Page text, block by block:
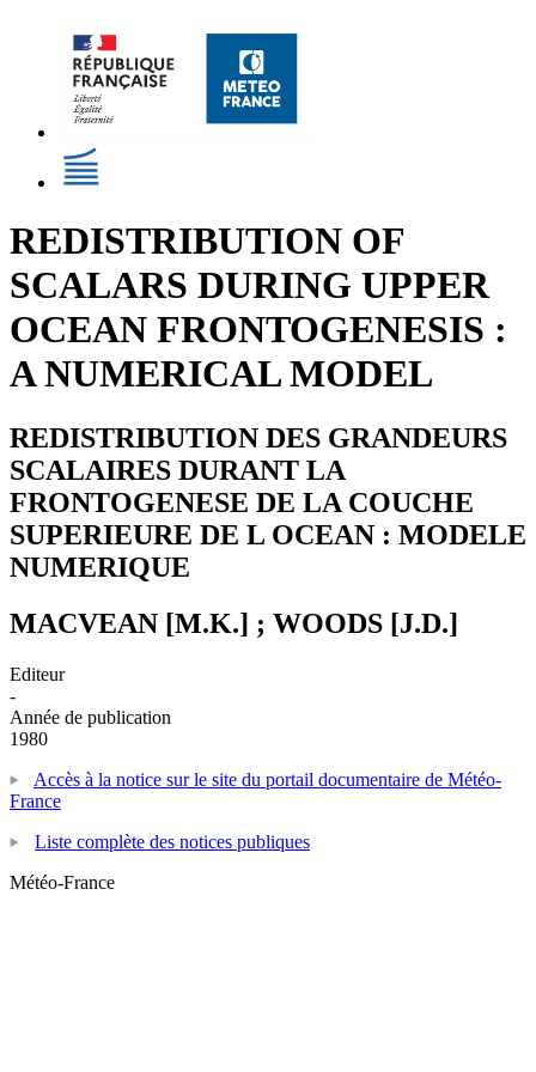
REDISTRIBUTION OF
SCALARS DURING UPPER
OCEAN FRONTOGENESIS :
A NUMERICAL MODEL
REDISTRIBUTION DES GRANDEURS
SCALAIRES DURANT LA
FRONTOGENESE DE LA COUCHE
SUPERIEURE DE L OCEAN : MODELE
NUMERIQUE
MACVEAN [M.K.] ; WOODS [J.D.]
Editeur
-
Année de publication
1980
Accès à la notice sur le site du portail documentaire de Météo-
France
Liste complète des notices publiques
Météo-France